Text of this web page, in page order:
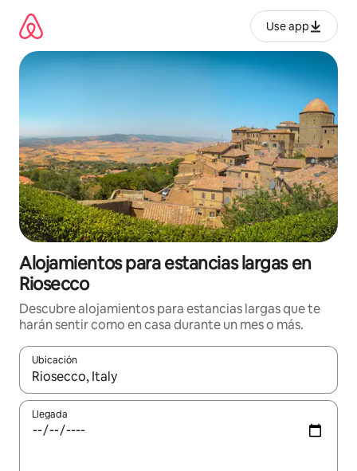
contenido
Use app
Alojamientos para estancias largas en
Riosecco
Descubre alojamientos para estancias largas que te
harán sentir como en casa durante un mes o más.
Ubicación
Cuando los resultados estén disponibles, podrás navegar
Llegada